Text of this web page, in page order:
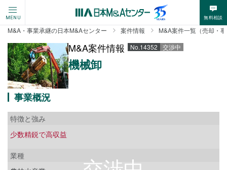
MENU 無料相談
M&A・事業承継の日本M&Aセンター 案件情報 M&A案件一覧（売却・
M&A案件情報 No.14352 交渉中
機械卸
事業概況
特徴と強み
少数精鋭で高収益
業種